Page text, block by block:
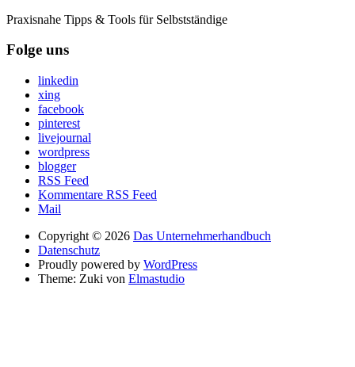
Praxisnahe Tipps & Tools für Selbstständige
Folge uns
linkedin
xing
facebook
pinterest
livejournal
wordpress
blogger
RSS Feed
Kommentare RSS Feed
Mail
Copyright © 2026 Das Unternehmerhandbuch
Datenschutz
Proudly powered by WordPress
Theme: Zuki von Elmastudio